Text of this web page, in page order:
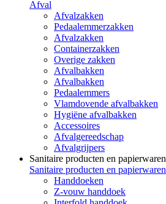
Afval
Afvalzakken
Pedaalemmerzakken
Afvalzakken
Containerzakken
Overige zakken
Afvalbakken
Afvalbakken
Pedaalemmers
Vlamdovende afvalbakken
Hygiëne afvalbakken
Accessoires
Afvalgereedschap
Afvalgrijpers
Sanitaire producten en papierwaren
Sanitaire producten en papierwaren
Handdoeken
Z-vouw handdoek